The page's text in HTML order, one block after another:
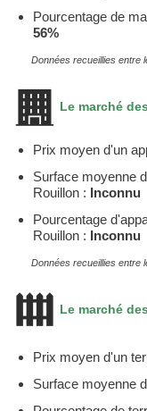
Pourcentage de
56%
Données recueillies entre
Le marché
Prix moyen d'un
Surface moyenne
Rouillon : Inconnu
Pourcentage
Rouillon : Inconnu
Données recueillies entre
Le marché
Prix moyen d'un
Surface moyenne